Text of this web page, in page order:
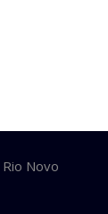
Novo